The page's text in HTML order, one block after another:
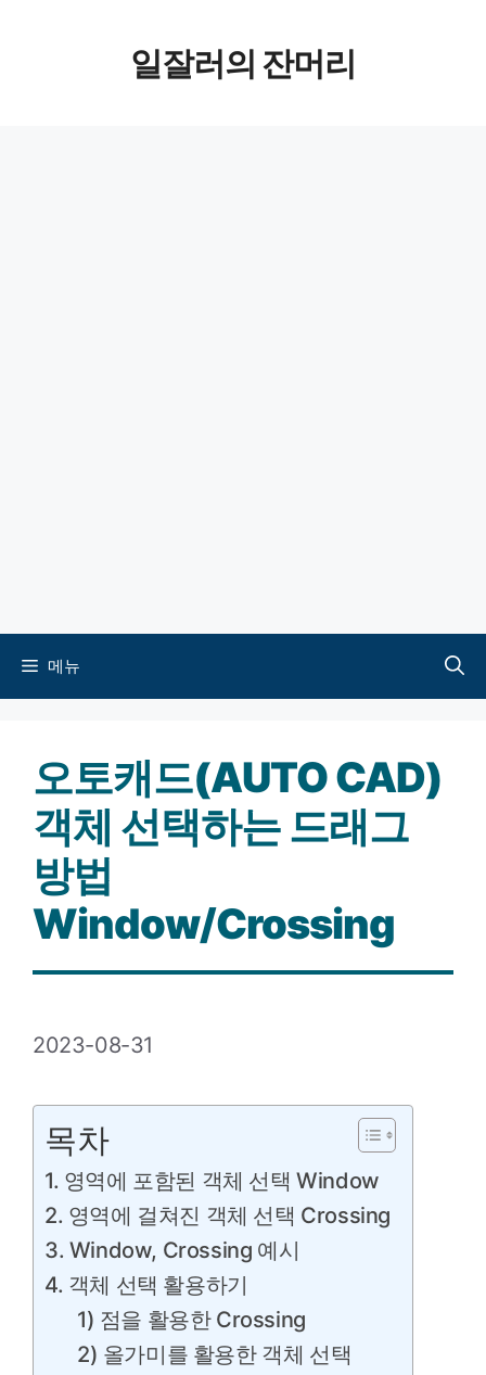
일잘러의 잔머리
메뉴
오토캐드(AUTO CAD)
객체 선택하는 드래그
방법
Window/Crossing
2023-08-31
목차
1. 영역에 포함된 객체 선택 Window
2. 영역에 걸쳐진 객체 선택 Crossing
3. Window, Crossing 예시
4. 객체 선택 활용하기
1) 점을 활용한 Crossing
2) 올가미를 활용한 객체 선택